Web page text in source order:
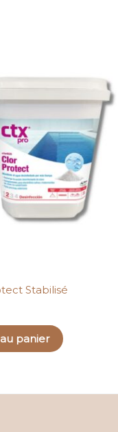
Stabilisé
panier